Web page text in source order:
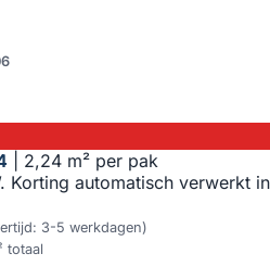
2,24 m² per pak
Korting automatisch verwerkt in
3-5 werkdagen)
totaal